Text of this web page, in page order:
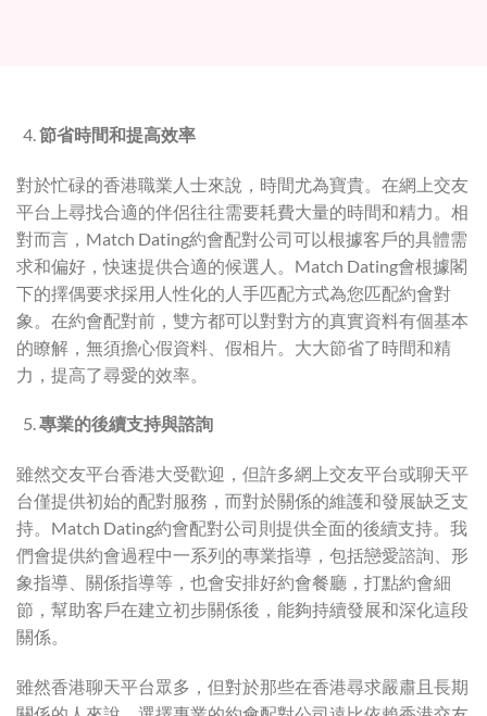
節省時間和提高效率
對於忙碌的香港職業人士來說，時間尤為寶貴。在網上交友
平台上尋找合適的伴侶往往需要耗費大量的時間和精力。相
對而言，Match Dating約會配對公司可以根據客戶的具體需
求和偏好，快速提供合適的候選人。Match Dating會根據閣
下的擇偶要求採用人性化的人手匹配方式為您匹配約會對
象。在約會配對前，雙方都可以對對方的真實資料有個基本
的瞭解，無須擔心假資料、假相片。大大節省了時間和精
力，提高了尋愛的效率。
專業的後續支持與諮詢
雖然交友平台香港大受歡迎，但許多網上交友平台或聊天平
台僅提供初始的配對服務，而對於關係的維護和發展缺乏支
持。Match Dating約會配對公司則提供全面的後續支持。我
們會提供約會過程中一系列的專業指導，包括戀愛諮詢、形
象指導、關係指導等，也會安排好約會餐廳，打點約會細
節，幫助客戶在建立初步關係後，能夠持續發展和深化這段
關係。
雖然香港聊天平台眾多，但對於那些在香港尋求嚴肅且長期